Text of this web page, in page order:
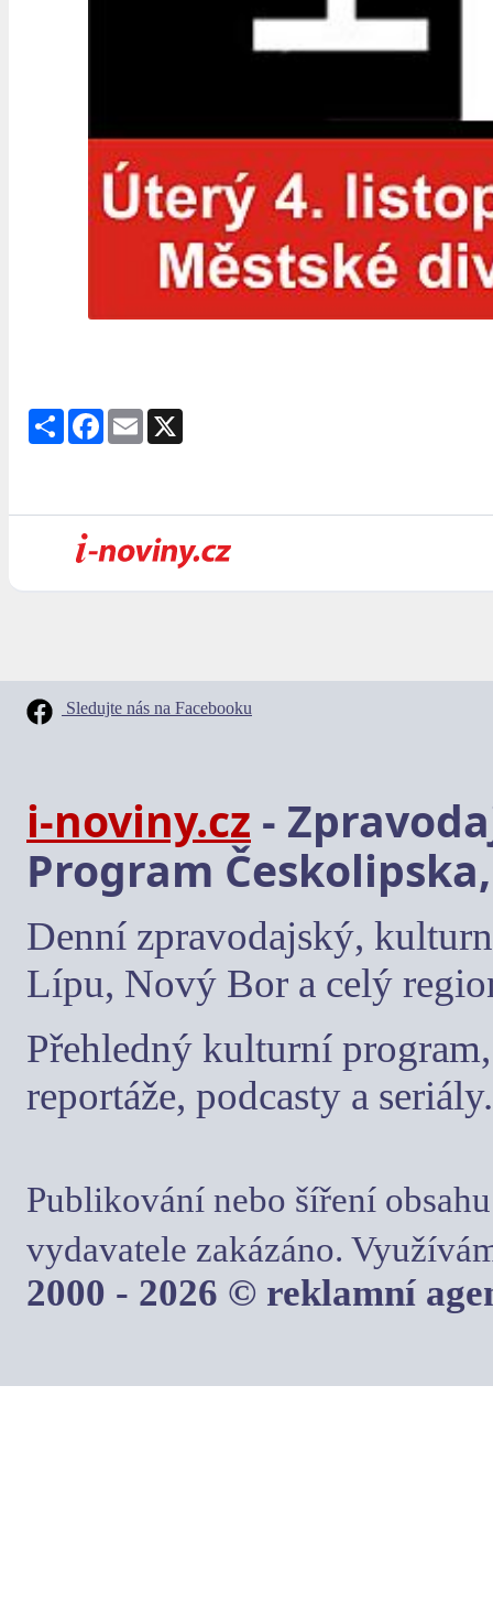
Share Facebook
Email
Sledujte nás na Facebooku
i-noviny.cz -
Program
Denní zpravodajský,
Lípu, Nový Bor a celý
Přehledný kulturní
reportáže, podcasty a seriály.
Publikování nebo šíření
vydavatele zakázáno.
2000 - 2026 © reklamní